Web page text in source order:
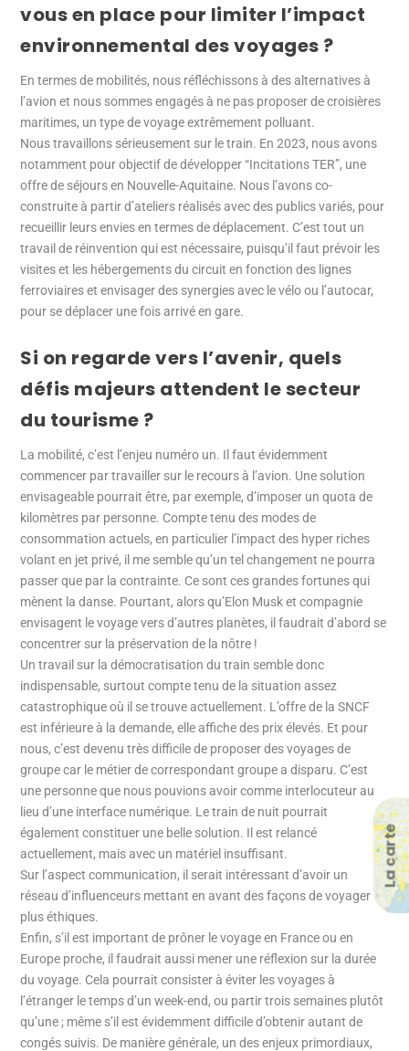
La carte
vous en place pour limiter l’impact
environnemental des voyages ?
En termes de mobilités, nous réfléchissons à des alternatives à
l’avion et nous sommes engagés à ne pas proposer de croisières
maritimes, un type de voyage extrêmement polluant.
Nous travaillons sérieusement sur le train. En 2023, nous avons
notamment pour objectif de développer “Incitations TER”, une
offre de séjours en Nouvelle-Aquitaine. Nous l’avons co-
construite à partir d’ateliers réalisés avec des publics variés, pour
recueillir leurs envies en termes de déplacement. C’est tout un
travail de réinvention qui est nécessaire, puisqu’il faut prévoir les
visites et les hébergements du circuit en fonction des lignes
ferroviaires et envisager des synergies avec le vélo ou l’autocar,
pour se déplacer une fois arrivé en gare.
Si on regarde vers l’avenir, quels
défis majeurs attendent le secteur
du tourisme ?
La mobilité, c’est l’enjeu numéro un. Il faut évidemment
commencer par travailler sur le recours à l’avion. Une solution
envisageable pourrait être, par exemple, d’imposer un quota de
kilomètres par personne. Compte tenu des modes de
consommation actuels, en particulier l’impact des hyper riches
volant en jet privé, il me semble qu’un tel changement ne pourra
passer que par la contrainte. Ce sont ces grandes fortunes qui
mènent la danse. Pourtant, alors qu’Elon Musk et compagnie
envisagent le voyage vers d’autres planètes, il faudrait d’abord se
concentrer sur la préservation de la nôtre !
Un travail sur la démocratisation du train semble donc
indispensable, surtout compte tenu de la situation assez
catastrophique où il se trouve actuellement. L’offre de la SNCF
est inférieure à la demande, elle affiche des prix élevés. Et pour
nous, c’est devenu très difficile de proposer des voyages de
groupe car le métier de correspondant groupe a disparu. C’est
une personne que nous pouvions avoir comme interlocuteur au
lieu d’une interface numérique. Le train de nuit pourrait
également constituer une belle solution. Il est relancé
actuellement, mais avec un matériel insuffisant.
Sur l’aspect communication, il serait intéressant d’avoir un
réseau d’influenceurs mettant en avant des façons de voyager
plus éthiques.
Enfin, s’il est important de prôner le voyage en France ou en
Europe proche, il faudrait aussi mener une réflexion sur la durée
du voyage. Cela pourrait consister à éviter les voyages à
l’étranger le temps d’un week-end, ou partir trois semaines plutôt
qu’une ; même s’il est évidemment difficile d’obtenir autant de
congés suivis. De manière générale, un des enjeux primordiaux,